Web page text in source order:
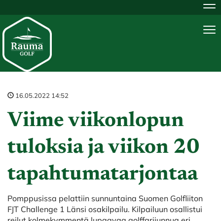
16.05.2022 14:52
Viime viikonlopun
tuloksia ja viikon 20
tapahtumatarjontaa
Pomppusissa pelattiin sunnuntaina Suomen Golfliiton
FJT Challenge 1 Länsi osakilpailu. Kilpailuun osallistui